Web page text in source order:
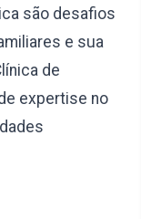
são desafios
e sua
de
expertise no